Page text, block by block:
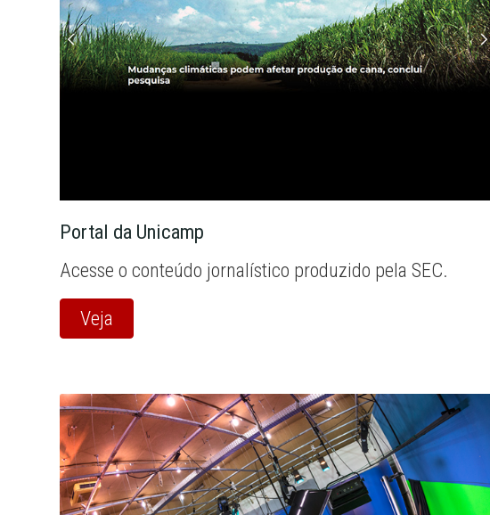
Portal da Unicamp
Acesse o conteúdo jornalístico produzido pela SEC.
Veja